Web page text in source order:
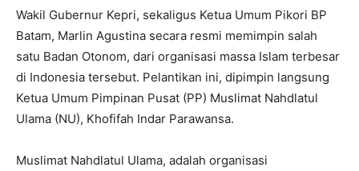
Wakil Gubernur Kepri, sekaligus Ketua Umum Pikori BP
Batam, Marlin Agustina secara resmi memimpin salah
satu Badan Otonom, dari organisasi massa Islam terbesar
di Indonesia tersebut. Pelantikan ini, dipimpin langsung
Ketua Umum Pimpinan Pusat (PP) Muslimat Nahdlatul
Ulama (NU), Khofifah Indar Parawansa.
Muslimat Nahdlatul Ulama, adalah organisasi